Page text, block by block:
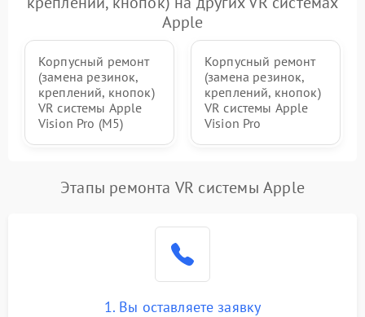
Неисправность системы
1000 ₽ Подробнее →
Apple
Корпусный ремонт
(замена резинок,
креплений, кнопок)
VR системы Apple
Vision Pro (M5)
Корпусный ремонт
(замена резинок,
креплений, кнопок)
VR системы Apple
Vision Pro
Этапы ремонта VR системы Apple
1. Вы оставляете заявку